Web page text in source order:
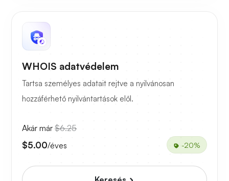
WHOIS adatvédelem
Tartsa személyes adatait rejtve a nyilvánosan
hozzáférhető nyilvántartások elől.
Akár már $6.25
$5.00/éves -20%